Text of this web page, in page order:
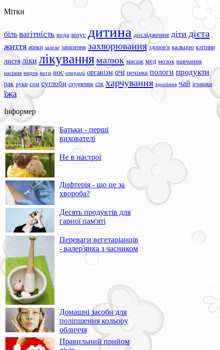
Мітки
біль вагітність вода вірус дитина дослідження діти дієта
життя жінки залози запалення захворювання здоров'я кальцію клітини
листя ліки лікуваннямалюк масаж мед мозок навчання
насіння нирок ноги нос операції організм очі печінка пологи продукти
рак руки сон суглоби схуднення сік харчування хропіння чай іграшки
їжа
Інформер
Батьки - перші
вихователі
Не в настрої
Дифтерія - що це за
хвороба?
Десять продуктів для
гарної пам'яті
Переваги вегетаріанців
- валер'янка з часником
Домашні засоби для
поліпшення кольору
обличчя
Правильний прийом